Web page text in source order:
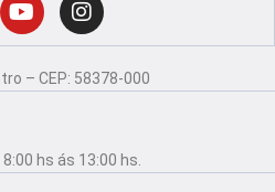
Y
u
b
e
I
n
s
g
r
– CEP: 58378-000
hs ás 13:00 hs.